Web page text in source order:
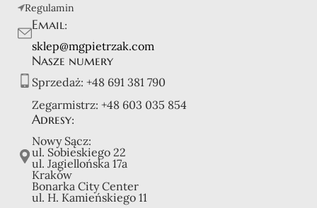
Regulamin
Email:
sklep@mgpietrzak.com
Nasze numery
Sprzedaż: +48 691 381 790
Zegarmistrz: +48 603 035 854
Adresy:
Nowy Sącz:
ul. Sobieskiego 22
ul. Jagiellońska 17a
Kraków
Bonarka City Center
ul. H. Kamieńskiego 11